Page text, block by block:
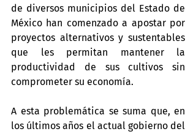
de diversos municipios del Estado de
México han comenzado a apostar por
proyectos alternativos y sustentables
que les permitan mantener la
productividad de sus cultivos sin
comprometer su economía.
A esta problemática se suma que, en
los últimos años el actual gobierno del